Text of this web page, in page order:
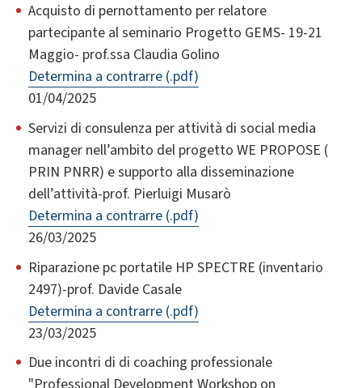
Acquisto di pernottamento per relatore
partecipante al seminario Progetto GEMS- 19-21
Maggio- prof.ssa Claudia Golino
Determina a contrarre (.pdf)
01/04/2025
Servizi di consulenza per attività di social media
manager nell’ambito del progetto WE PROPOSE (
PRIN PNRR) e supporto alla disseminazione
dell’attività-prof. Pierluigi Musarò
Determina a contrarre (.pdf)
26/03/2025
Riparazione pc portatile HP SPECTRE (inventario
2497)-prof. Davide Casale
Determina a contrarre (.pdf)
23/03/2025
Due incontri di di coaching professionale